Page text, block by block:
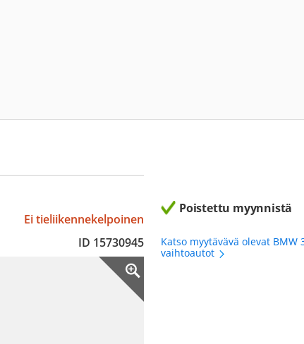
Ei tieliikennekelpoinen
ID 15730945
Poistettu myynnistä
Katso myytävävä olevat BMW
vaihtoautot